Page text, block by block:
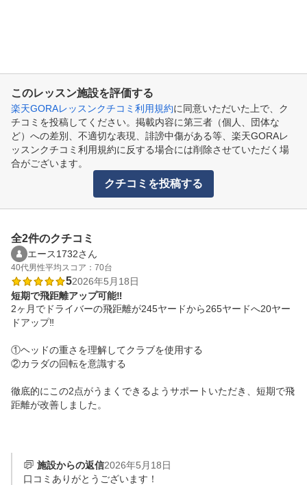
このレッスン施設を評価する
楽天GORAレッスンクチコミ利用規約に同意いただいた上で、ク
チコミを投稿してください。掲載内容に第三者（個人、団体な
ど）への差別、不適切な表現、誹謗中傷がある等、楽天GORAレ
ッスンクチコミ利用規約に反する場合には削除させていただく場
合がございます。
クチコミを投稿する
全2件のクチコミ
エース1732さん
40代男性平均スコア：70台
52026年5月18日
短期で飛距離アップ可能‼️
2ヶ月でドライバーの飛距離が245ヤードから265ヤードへ20ヤー
ドアップ‼️
①ヘッドの重さを理解してクラブを使用する
②カラダの回転を意識する
徹底的にこの2点がうまくできるようサポートいただき、短期で飛
距離が改善しました。
施設からの返信2026年5月18日
口コミありがとうございます！